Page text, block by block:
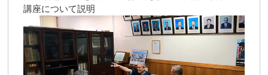
講座について説明